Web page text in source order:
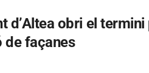
d’Altea obri el
de façanes